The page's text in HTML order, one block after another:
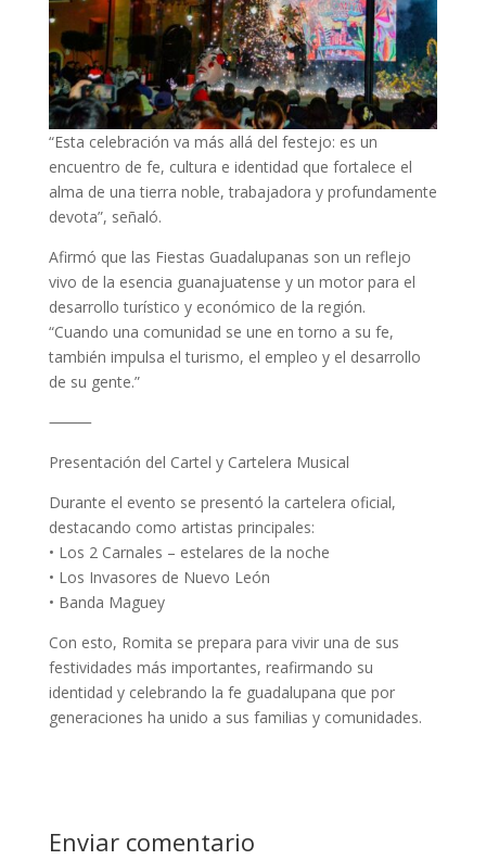
“Esta celebración va más allá del festejo: es un
encuentro de fe, cultura e identidad que fortalece el
alma de una tierra noble, trabajadora y profundamente
devota”, señaló.
Afirmó que las Fiestas Guadalupanas son un reflejo
vivo de la esencia guanajuatense y un motor para el
desarrollo turístico y económico de la región.
“Cuando una comunidad se une en torno a su fe,
también impulsa el turismo, el empleo y el desarrollo
de su gente.”
⸻
Presentación del Cartel y Cartelera Musical
Durante el evento se presentó la cartelera oficial,
destacando como artistas principales:
• Los 2 Carnales – estelares de la noche
• Los Invasores de Nuevo León
• Banda Maguey
Con esto, Romita se prepara para vivir una de sus
festividades más importantes, reafirmando su
identidad y celebrando la fe guadalupana que por
generaciones ha unido a sus familias y comunidades.
Enviar comentario